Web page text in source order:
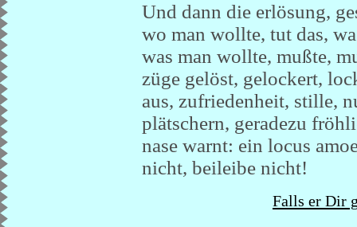
Und dann die erlösung,
wo man wollte, tut das,
was man wollte, mußte,
züge gelöst, gelockert,
aus, zufriedenheit, stille,
plätschern, geradezu
nase warnt: ein locus
nicht, beileibe nicht!
Falls er Dir